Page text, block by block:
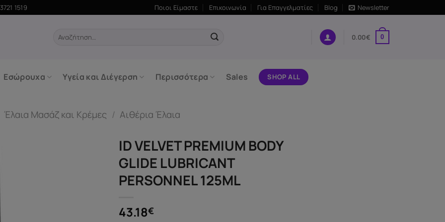
1519 Ποιοι Είμαστε Επικοινωνία Για Επαγγελματίες Blog Newsletter
Αναζήτηση
0.00€ 0
Εσώρουχα Υγεία και Διέγερση Περισσότερα Sales SHOP ALL
Έλαια Μασάζ και Κρέμες / Αιθέρια Έλαια
ID VELVET PREMIUM BODY
GLIDE LUBRICANT
PERSONNEL 125ML
43.18€